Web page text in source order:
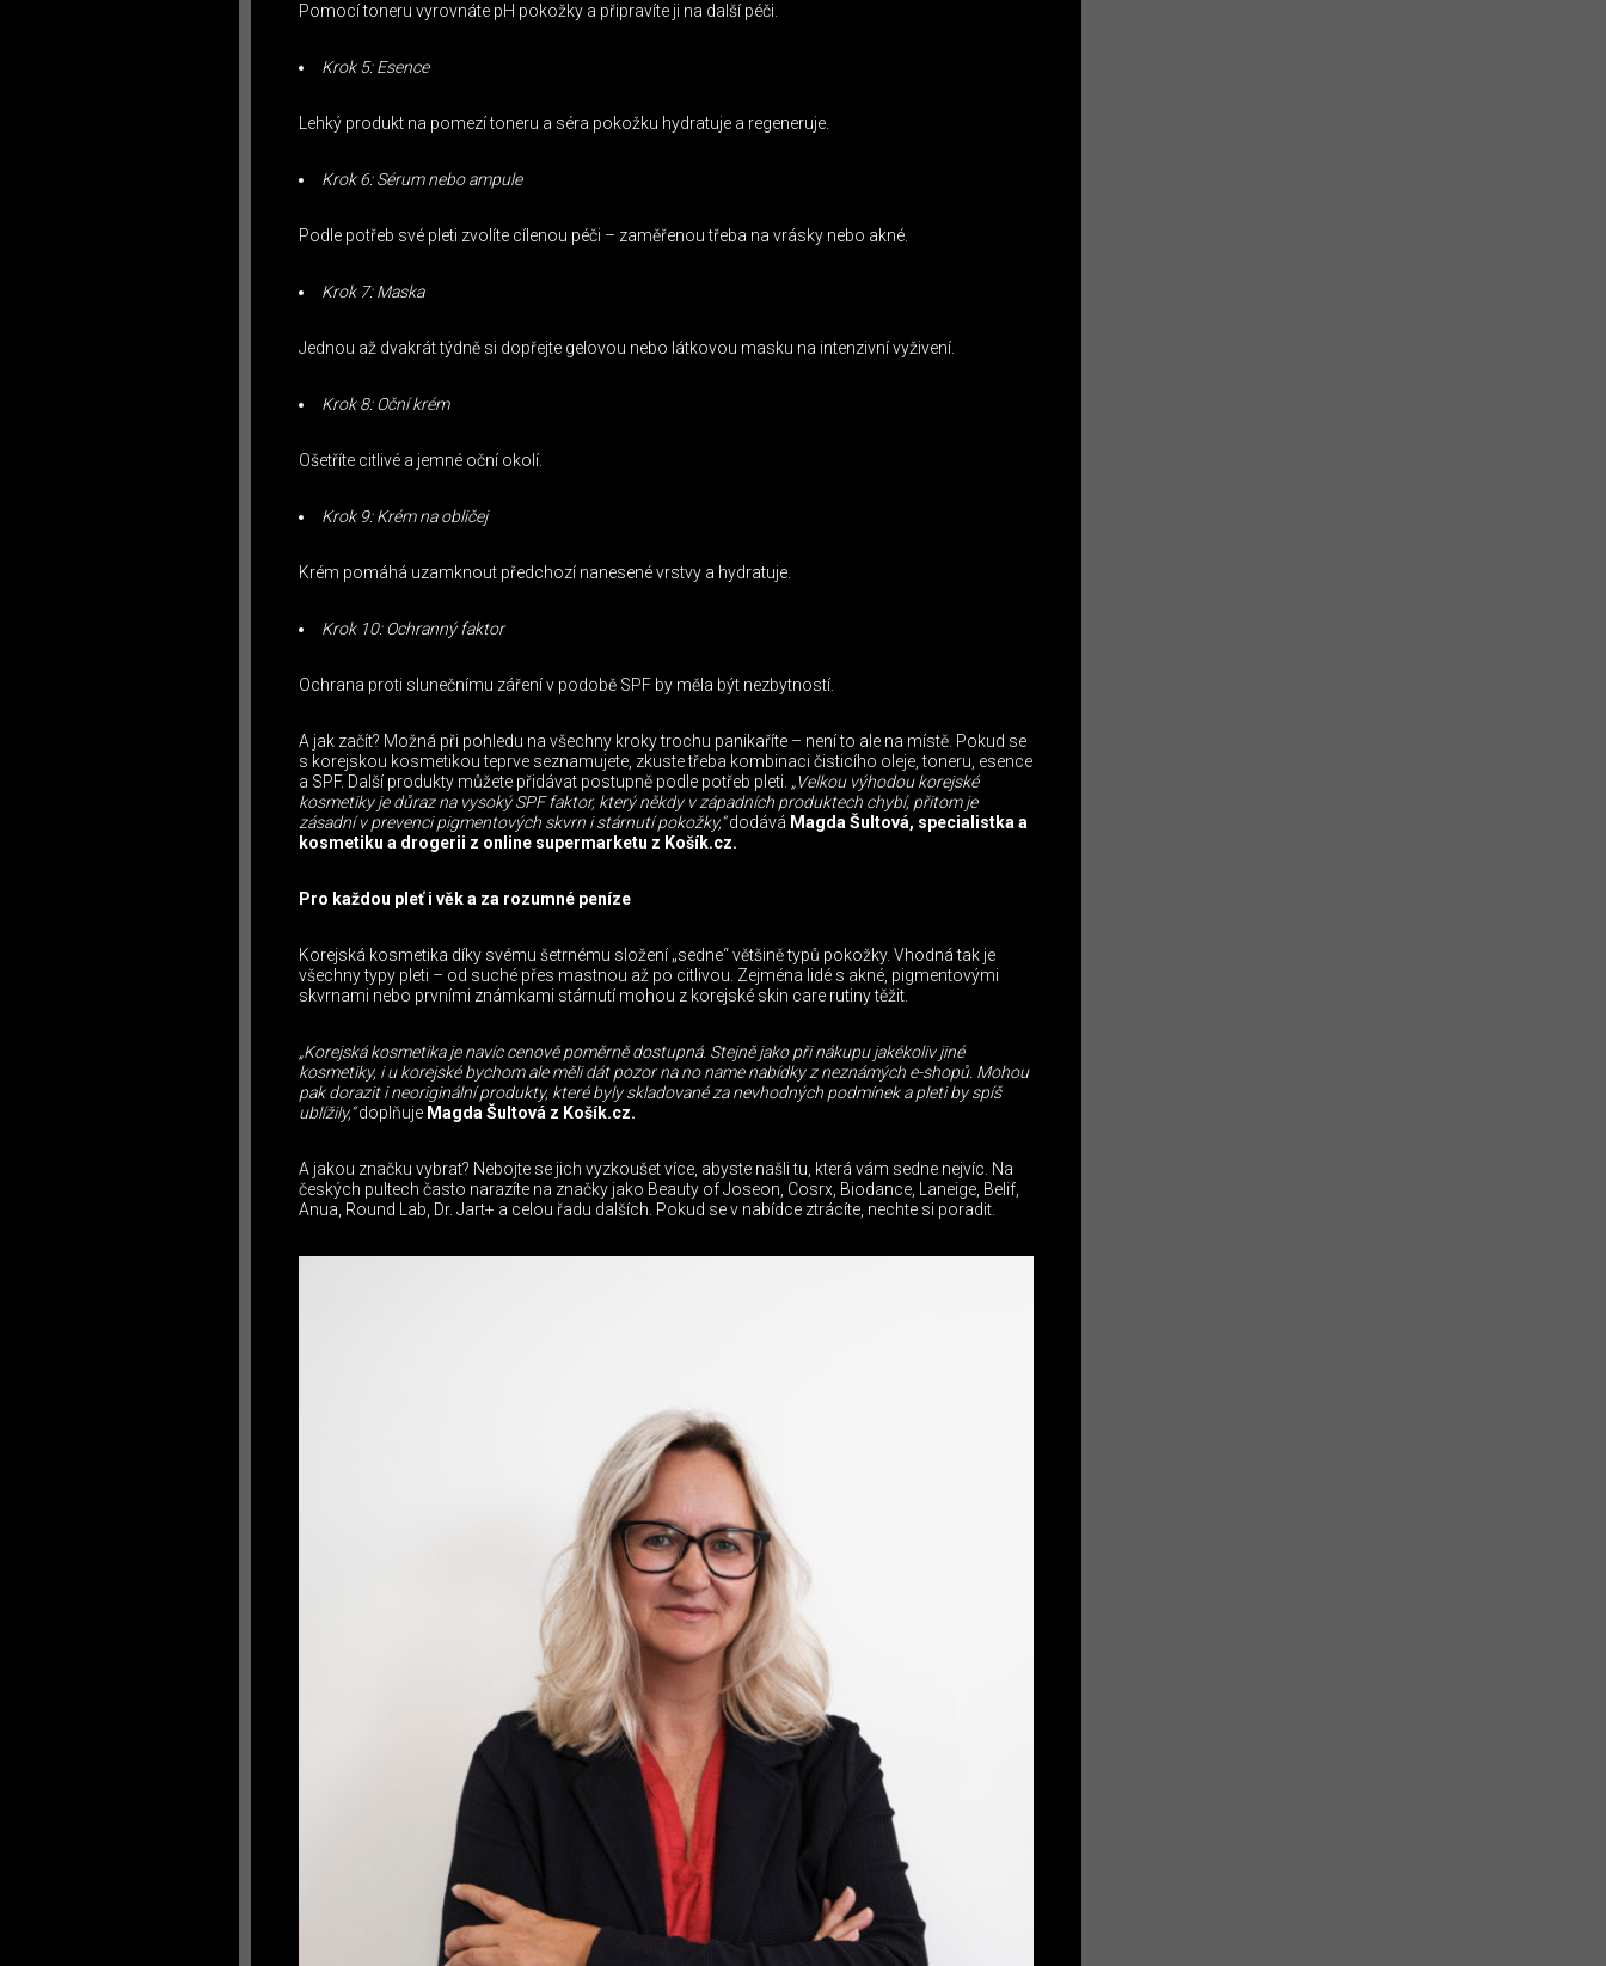
Pomocí toneru vyrovnáte pH pokožky a připravíte ji na další péči.
Krok 5: Esence
Lehký produkt na pomezí toneru a séra pokožku hydratuje a regeneruje.
Krok 6: Sérum nebo ampule
Podle potřeb své pleti zvolíte cílenou péči – zaměřenou třeba na vrásky nebo akné.
Krok 7: Maska
Jednou až dvakrát týdně si dopřejte gelovou nebo látkovou masku na intenzivní vyživení.
Krok 8: Oční krém
Ošetříte citlivé a jemné oční okolí.
Krok 9: Krém na obličej
Krém pomáhá uzamknout předchozí nanesené vrstvy a hydratuje.
Krok 10: Ochranný faktor
Ochrana proti slunečnímu záření v podobě SPF by měla být nezbytností.
A jak začít? Možná při pohledu na všechny kroky trochu panikaříte – není to ale na místě. Pokud se
s korejskou kosmetikou teprve seznamujete, zkuste třeba kombinaci čisticího oleje, toneru, esence
a SPF. Další produkty můžete přidávat postupně podle potřeb pleti. „Velkou výhodou korejské
kosmetiky je důraz na vysoký SPF faktor, který někdy v západních produktech chybí, přitom je
zásadní v prevenci pigmentových skvrn i stárnutí pokožky,“dodává Magda Šultová, specialistka a
kosmetiku a drogerii z online supermarketu z Košík.cz.
Pro každou pleť i věk a za rozumné peníze
Korejská kosmetika díky svému šetrnému složení „sedne“ většině typů pokožky. Vhodná tak je
všechny typy pleti – od suché přes mastnou až po citlivou. Zejména lidé s akné, pigmentovými
skvrnami nebo prvními známkami stárnutí mohou z korejské skin care rutiny těžit.
„Korejská kosmetika je navíc cenově poměrně dostupná. Stejně jako při nákupu jakékoliv jiné
kosmetiky, i u korejské bychom ale měli dát pozor na no name nabídky z neznámých e-shopů. Mohou
pak dorazit i neoriginální produkty, které byly skladované za nevhodných podmínek a pleti by spíš
ublížily,“doplňuje Magda Šultová z Košík.cz.
A jakou značku vybrat? Nebojte se jich vyzkoušet více, abyste našli tu, která vám sedne nejvíc. Na
českých pultech často narazíte na značky jako Beauty of Joseon, Cosrx, Biodance, Laneige, Belif,
Anua, Round Lab, Dr. Jart+ a celou řadu dalších. Pokud se v nabídce ztrácíte, nechte si poradit.